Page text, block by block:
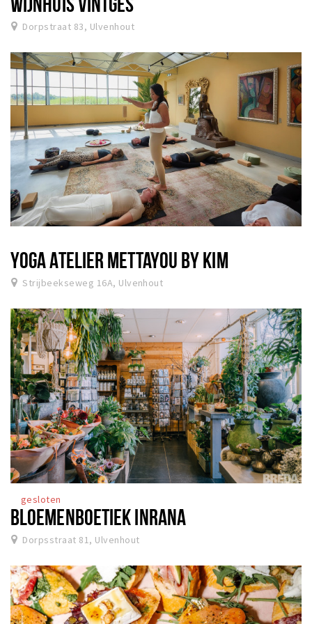
Dorpstraat 83, Ulvenhout
YOGA ATELIER METTAYOU BY KIM
Strijbeekseweg 16A, Ulvenhout
gesloten
BLOEMENBOETIEK INRANA
Dorpsstraat 81, Ulvenhout